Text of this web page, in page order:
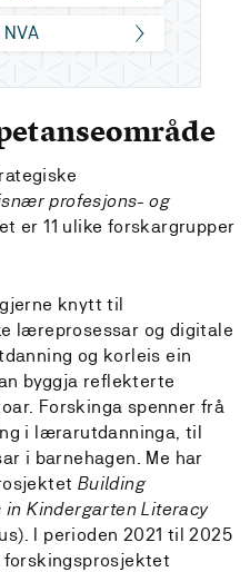
profesjons- og
er 11 ulike forskargrupper
knytt til
læreprosessar og digitale
og korleis ein
byggja reflekterte
Forskinga spenner frå
i lærarutdanninga, til
i barnehagen. Me har
Building
in Kindergarten Literacy
I perioden 2021 til 2025